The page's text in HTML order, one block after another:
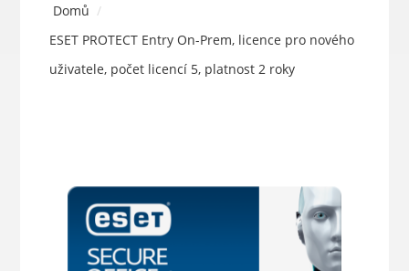
Domů /
ESET PROTECT Entry On-Prem, licence pro nového
uživatele, počet licencí 5, platnost 2 roky